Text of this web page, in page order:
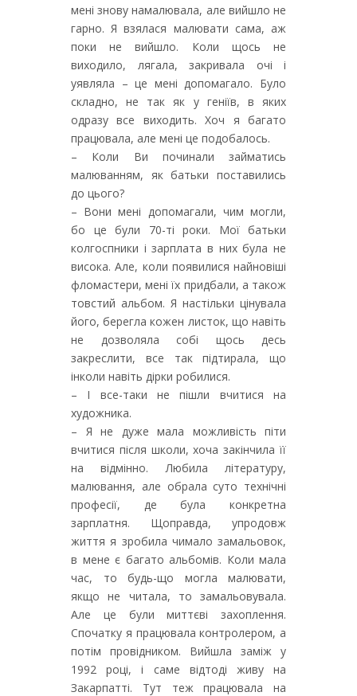
мені знову намалювала, але вийшло не
гарно. Я взялася малювати сама, аж
поки не вийшло. Коли щось не
виходило, лягала, закривала очі і
уявляла – це мені допомагало. Було
складно, не так як у геніїв, в яких
одразу все виходить. Хоч я багато
працювала, але мені це подобалось.
– Коли Ви починали займатись
малюванням, як батьки поставились
до цього?
– Вони мені допомагали, чим могли,
бо це були 70-ті роки. Мої батьки
колгоспники і зарплата в них була не
висока. Але, коли появилися найновіші
фломастери, мені їх придбали, а також
товстий альбом. Я настільки цінувала
його, берегла кожен листок, що навіть
не дозволяла собі щось десь
закреслити, все так підтирала, що
інколи навіть дірки робилися.
– І все-таки не пішли вчитися на
художника.
– Я не дуже мала можливість піти
вчитися після школи, хоча закінчила її
на відмінно. Любила літературу,
малювання, але обрала суто технічні
професії, де була конкретна
зарплатня. Щоправда, упродовж
життя я зробила чимало замальовок,
в мене є багато альбомів. Коли мала
час, то будь-що могла малювати,
якщо не читала, то замальовувала.
Але це були миттєві захоплення.
Спочатку я працювала контролером, а
потім провідником. Вийшла заміж у
1992 році, і саме відтоді живу на
Закарпатті. Тут теж працювала на